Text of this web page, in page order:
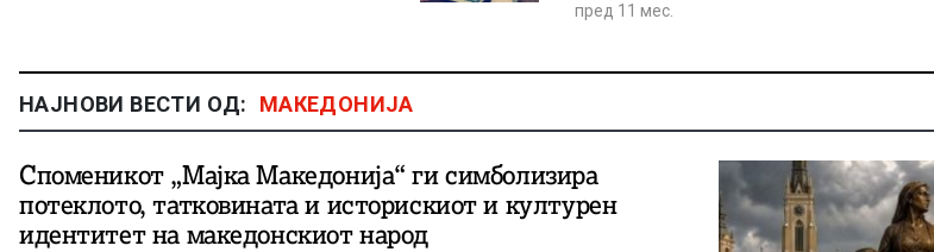
пред 11 мес.
НАЈНОВИ ВЕСТИ ОД: МАКЕДОНИЈА
Споменикот „Мајка Македонија“ ги симболизира
потеклото, татковината и историскиот и културен
идентитет на македонскиот народ